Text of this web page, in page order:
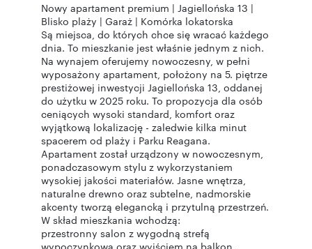
Nowy apartament premium | Jagiellońska 13 |
Blisko plaży | Garaż | Komórka lokatorska
Są miejsca, do których chce się wracać każdego
dnia. To mieszkanie jest właśnie jednym z nich.
Na wynajem oferujemy nowoczesny, w pełni
wyposażony apartament, położony na 5. piętrze
prestiżowej inwestycji Jagiellońska 13, oddanej
do użytku w 2025 roku. To propozycja dla osób
ceniących wysoki standard, komfort oraz
wyjątkową lokalizację - zaledwie kilka minut
spacerem od plaży i Parku Reagana.
Apartament został urządzony w nowoczesnym,
ponadczasowym stylu z wykorzystaniem
wysokiej jakości materiałów. Jasne wnętrza,
naturalne drewno oraz subtelne, nadmorskie
akcenty tworzą elegancką i przytulną przestrzeń.
W skład mieszkania wchodzą:
przestronny salon z wygodną strefą
wypoczynkową oraz wyjściem na balkon,